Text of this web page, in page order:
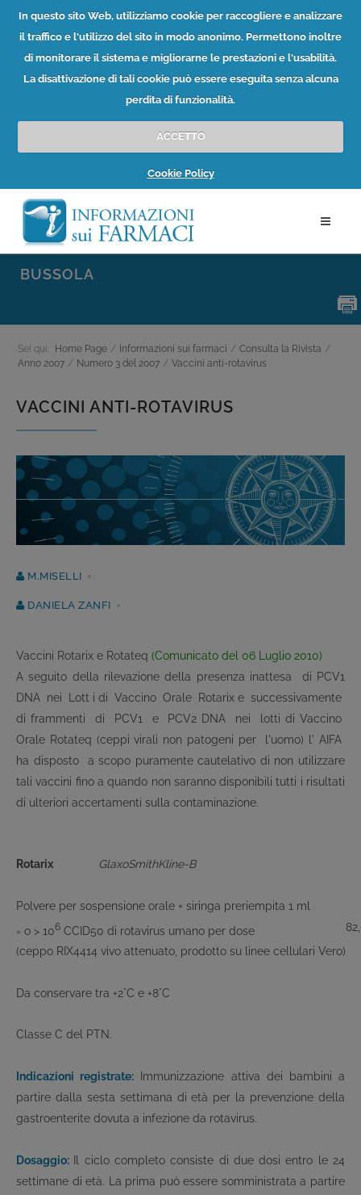
In questo sito Web, utilizziamo cookie per raccogliere e analizzare
il traffico e l'utilizzo del sito in modo anonimo. Permettono inoltre
di monitorare il sistema e migliorarne le prestazioni e l'usabilità.
La disattivazione di tali cookie può essere eseguita senza alcuna
perdita di funzionalità.
ACCETTO
Cookie Policy
BUSSOLA
Sei qui: Home Page / Informazioni sui farmaci / Consulta la Rivista /
Anno 2007 / Numero 3 del 2007 / Vaccini anti-rotavirus
VACCINI ANTI-ROTAVIRUS
M.MISELLI
DANIELA ZANFI
Vaccini Rotarix e Rotateq (Comunicato del 06 Luglio 2010)
A seguito della rilevazione della presenza inattesa di PCV1
DNA nei Lott i di Vaccino Orale Rotarix e successivamente
di frammenti di PCV1 e PCV2 DNA nei lotti di Vaccino
Orale Rotateq (ceppi virali non patogeni per l'uomo) l' AIFA
ha disposto a scopo puramente cautelativo di non utilizzare
tali vaccini fino a quando non saranno disponibili tutti i risultati
di ulteriori accertamenti sulla contaminazione.
Rotarix GlaxoSmithKline-B
Polvere per sospensione orale + siringa preriempita 1 ml
= o > 106 CCID50 di rotavirus umano per dose
(ceppo RIX4414 vivo attenuato, prodotto su linee cellulari Vero)
Da conservare tra +2°C e +8°C
Classe C del PTN.
Indicazioni registrate: Immunizzazione attiva dei bambini a
partire dalla sesta settimana di età per la prevenzione della
gastroenterite dovuta a infezione da rotavirus.
Dosaggio:
Il ciclo completo consiste di due dosi entro le 24
settimane di età. La prima può essere somministrata a partire